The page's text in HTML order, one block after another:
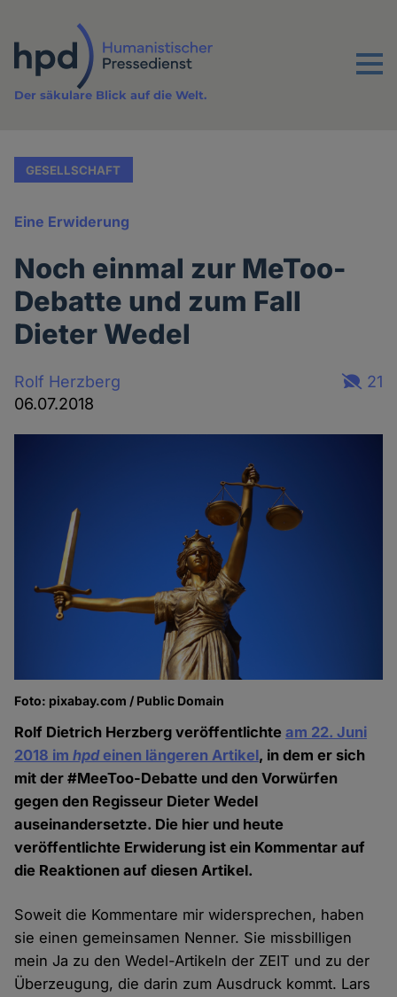
Inhalt
Menu
Der säkulare Blick auf die Welt.
GESELLSCHAFT
Eine Erwiderung
Noch einmal zur MeToo-
Debatte und zum Fall
Dieter Wedel
Rolf Herzberg
06.07.2018
21
Foto: pixabay.com / Public Domain
Rolf Dietrich Herzberg veröffentlichteam 22. Juni
2018 imhpdeinen längeren Artikel, in dem er sich
mit der #MeeToo-Debatte und den Vorwürfen
gegen den Regisseur Dieter Wedel
auseinandersetzte. Die hier und heute
veröffentlichte Erwiderung ist ein Kommentar auf
die Reaktionen auf diesen Artikel.
Soweit die Kommentare mir widersprechen, haben
sie einen gemeinsamen Nenner. Sie missbilligen
mein Ja zu den Wedel-Artikeln der ZEIT und zu der
Überzeugung, die darin zum Ausdruck kommt. Lars